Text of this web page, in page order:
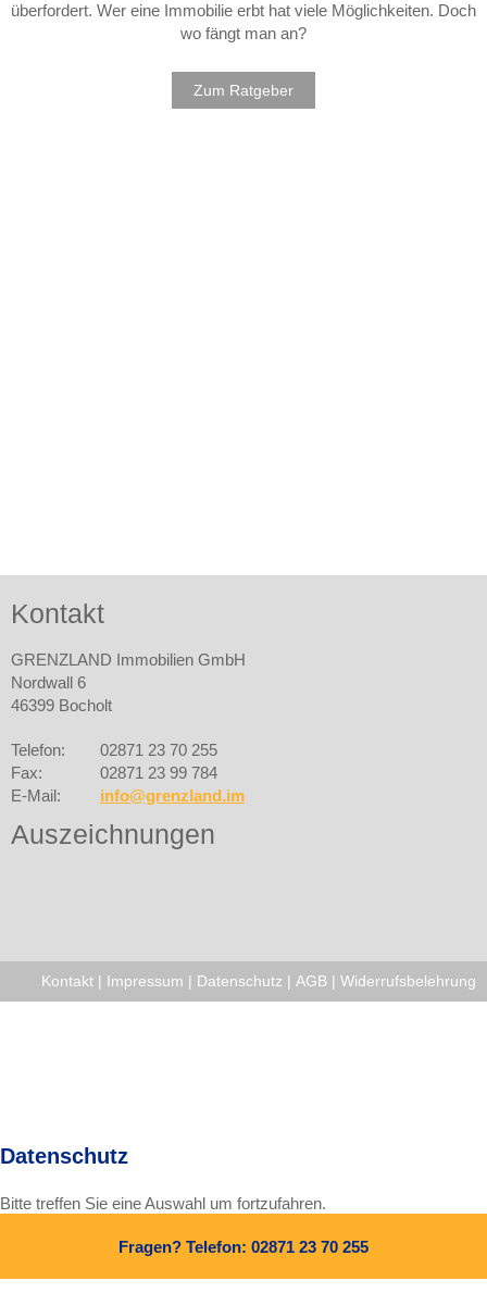
überfordert. Wer eine Immobilie erbt hat viele Möglichkeiten. Doch
wo fängt man an?
Zum Ratgeber
Kontakt
GRENZLAND Immobilien GmbH
Nordwall 6
46399 Bocholt
Telefon:
02871 23 70 255
Fax:
02871 23 99 784
E-Mail:
info@grenzland.im
Auszeichnungen
Kontakt | Impressum | Datenschutz | AGB | Widerrufsbelehrung
Fragen? Telefon: 02871 23 70 255
Datenschutz
Bitte treffen Sie eine Auswahl um fortzufahren.
Alle Cookies und Skripte zulassen